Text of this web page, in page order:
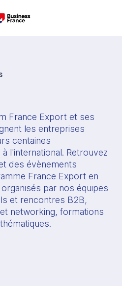
France Export et ses
les entreprises
centaines
l'international. Retrouvez
des évènements
France Export en
par nos équipes
et rencontres B2B,
networking, formations